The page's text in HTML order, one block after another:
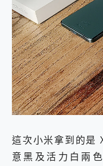
這次小米拿到的是
意黑及活力白兩